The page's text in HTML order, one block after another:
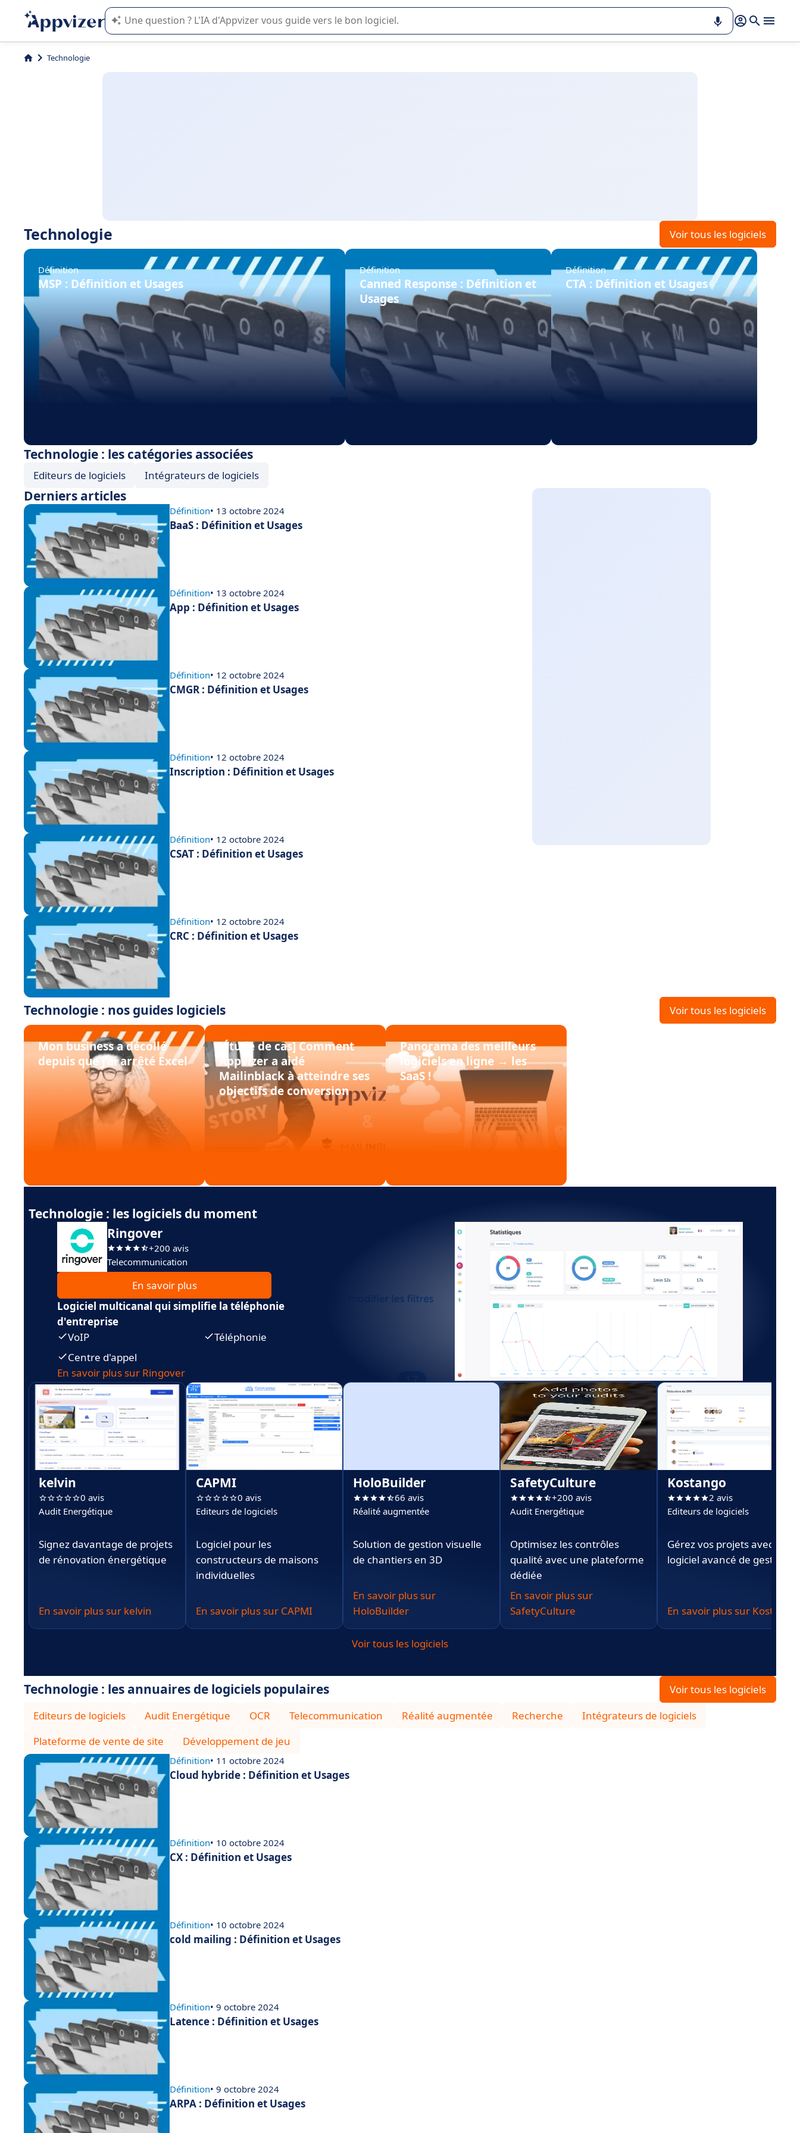
L'IA de Appvizer vous guide dans l'utilisation ou la sélection de logiciel SaaS en entreprise.
Technologie
Technologie Voir tous les logiciels
Définition
MSP : Définition et Usages
Définition
Canned Response : Définition et
Usages
Définition
CTA : Définition et Usages
Technologie : les catégories associées
Editeurs de logiciels Intégrateurs de logiciels
Derniers articles
Définition• 13 octobre 2024
BaaS : Définition et Usages
Définition• 13 octobre 2024
App : Définition et Usages
Définition• 12 octobre 2024
CMGR : Définition et Usages
Définition• 12 octobre 2024
Inscription : Définition et Usages
Définition• 12 octobre 2024
CSAT : Définition et Usages
Définition• 12 octobre 2024
CRC : Définition et Usages
Technologie : nos guides logiciels Voir tous les logiciels
Mon business a décollé
depuis que j’ai arrêté Excel
[Étude de cas] Comment
Appvizer a aidé
Mailinblack à atteindre ses
objectifs de conversion
Panorama des meilleurs
logiciels en ligne → les
SaaS !
Technologie : les logiciels du moment
Ringover
+200 avis
Telecommunication
En savoir plus
Logiciel multicanal qui simplifie la téléphonie
d'entreprise
VoIP
Téléphonie
Centre d'appel
En savoir plus sur Ringover
kelvin
0 avis
Audit Energétique
Signez davantage de projets
de rénovation énergétique
En savoir plus sur kelvin
CAPMI
0 avis
Editeurs de logiciels
Logiciel pour les
constructeurs de maisons
individuelles
En savoir plus sur CAPMI
HoloBuilder
66 avis
Réalité augmentée
Solution de gestion visuelle
de chantiers en 3D
En savoir plus sur
HoloBuilder
SafetyCulture
+200 avis
Audit Energétique
Optimisez les contrôles
qualité avec une plateforme
dédiée
En savoir plus sur
SafetyCulture
Kostango
2 avis
Editeurs de logiciels
Gérez vos projets avec
logiciel avancé de gestion
En savoir plus sur Kostango
Voir tous les logiciels
Technologie : les annuaires de logiciels populaires
Voir tous les logiciels
Editeurs de logiciels
Audit Energétique OCR Telecommunication Réalité augmentée Recherche
Intégrateurs de logiciels
Plateforme de vente de site
Développement de jeu
Définition• 11 octobre 2024
Cloud hybride : Définition et Usages
Définition• 10 octobre 2024
CX : Définition et Usages
Définition• 10 octobre 2024
cold mailing : Définition et Usages
Définition• 9 octobre 2024
Latence : Définition et Usages
Définition• 9 octobre 2024
ARPA : Définition et Usages